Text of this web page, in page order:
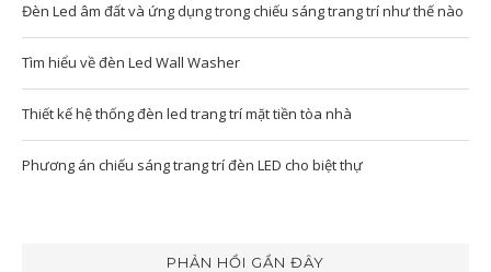
Đèn Led âm đất và ứng dụng trong chiếu sáng trang trí như thế nào
Tìm hiểu về đèn Led Wall Washer
Thiết kế hệ thống đèn led trang trí mặt tiền tòa nhà
Phương án chiếu sáng trang trí đèn LED cho biệt thự
PHẢN HỒI GẦN ĐÂY